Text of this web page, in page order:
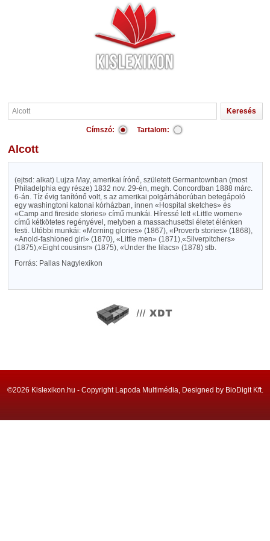
Címszó: Tartalom:
Alcott
(ejtsd: alkat) Lujza May, amerikai írónő, született Germantownban (most
Philadelphia egy része) 1832 nov. 29-én, megh. Concordban 1888 márc.
6-án. Tíz évig tanítónő volt, s az amerikai polgárháborúban betegápoló
egy washingtoni katonai kórházban, innen «Hospital sketches» és
«Camp and fireside stories» című munkái. Híressé lett «Little women»
című kétkötetes regényével, melyben a massachusettsi életet élénken
festi. Utóbbi munkái: «Morning glories» (1867), «Proverb stories» (1868),
«Anold-fashioned girl» (1870), «Little men» (1871),«Silverpitchers»
(1875),«Eight cousinsr» (1875), «Under the lilacs» (1878) stb.
Forrás: Pallas Nagylexikon
©2026 Kislexikon.hu - Copyright Lapoda Multimédia, Designed by BioDigit Kft.